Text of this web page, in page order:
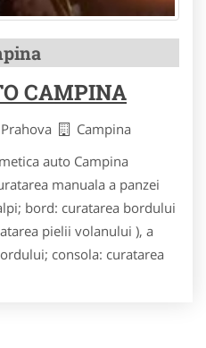
CAMPINA
Campina
auto Campina
manuala a panzei
bord: curatarea bordului
pielii volanului ), a
consola: curatarea